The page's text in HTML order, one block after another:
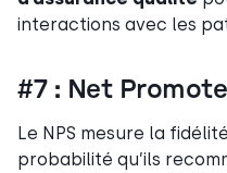
interactions avec les
#7 : Net
Le NPS mesure la
probabilité qu’ils